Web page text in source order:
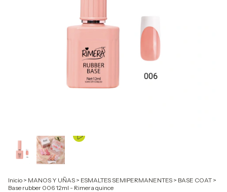
Inicio > MANOS Y UÑAS > ESMALTES SEMIPERMANENTES > BASE COAT >
Base rubber 006 12ml - Rimera quince